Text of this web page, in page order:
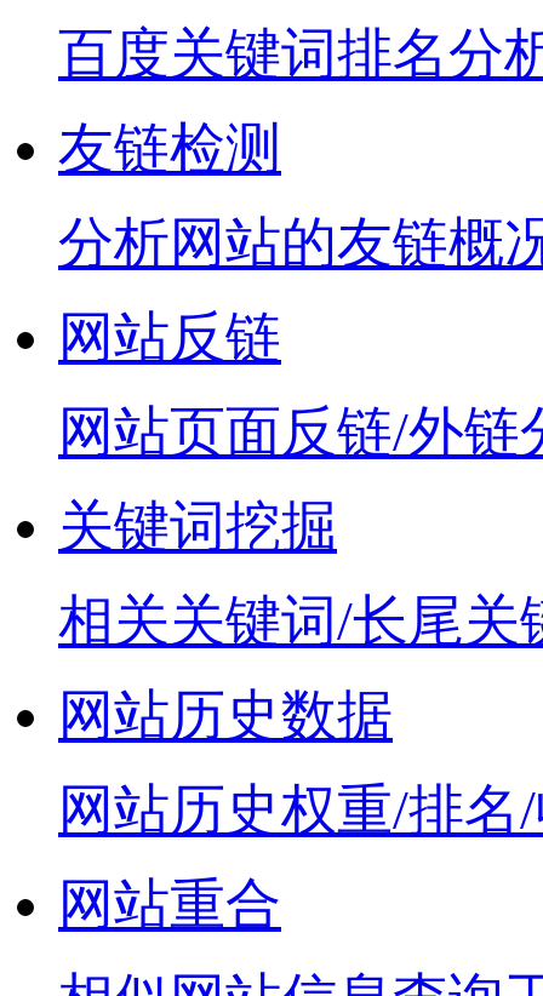
百度关键词排名分
友链检测
分析网站的友链概
网站反链
网站页面反链/外链
关键词挖掘
相关关键词/长尾关
网站历史数据
网站历史权重/排名
网站重合